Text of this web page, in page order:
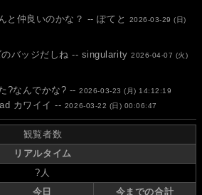
と仲良いのかな？ -- ぽてと
2026-03-29 (日)
のバッジだしね -- singularity2026-04-07 (火)
?なんでかな? --2026-03-23 (月) 14:12:19
カワイイ -- 2026-03-22 (日) 00:06:47
観覧者数
リアルタイム
? 人
今日
今までの合計